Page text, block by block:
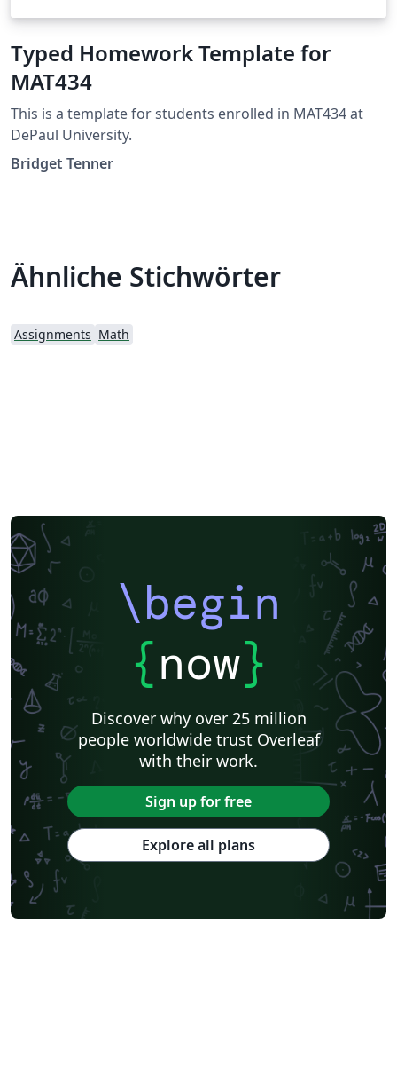
Typed Homework Template for
MAT434
This is a template for students enrolled in MAT434 at
DePaul University.
Bridget Tenner
Ähnliche Stichwörter
Assignments Math
\begin
{now}
Discover why over 25 million
people worldwide trust Overleaf
with their work.
Sign up for free
Explore all plans